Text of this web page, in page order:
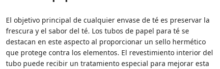
El objetivo principal de cualquier envase de té es preservar la
frescura y el sabor del té. Los tubos de papel para té se
destacan en este aspecto al proporcionar un sello hermético
que protege contra los elementos. El revestimiento interior del
tubo puede recibir un tratamiento especial para mejorar esta